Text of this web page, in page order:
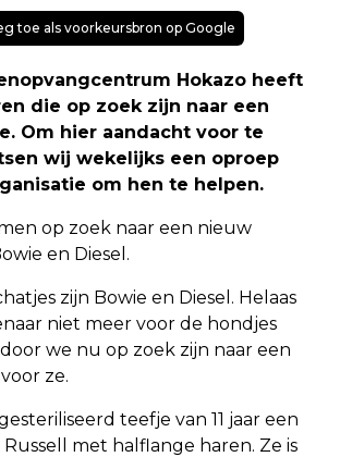
toe als voorkeursbron op Google
Hokazo heeft
die op zoek zijn naar een
Om hier aandacht voor te
wij wekelijks een oproep
om hen te helpen.
op zoek naar een nieuw
en Diesel.
zijn Bowie en Diesel. Helaas
niet meer voor de hondjes
we nu op zoek zijn naar een
ze.
teefje van 11 jaar een
Russell met halflange haren. Ze is